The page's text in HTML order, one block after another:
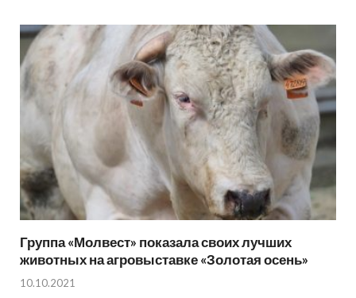
Группа «Молвест» показала своих лучших
животных на агровыставке «Золотая осень»
10.10.2021